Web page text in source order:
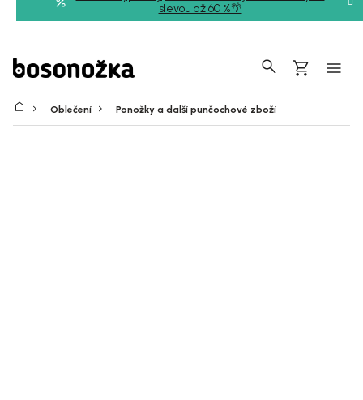
slevou až 60 %🌴
Hledat
Nákupní
košík
Oblečení Ponožky a další punčochové zboží